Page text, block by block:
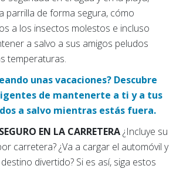
parrilla de forma segura, cómo
a los insectos molestos e incluso
a salvo a sus amigos peludos
temperaturas.
unas vacaciones? Descubre
de mantenerte a ti y a tus
a salvo mientras estás fuera.
EN LA CARRETERA¿Incluye su
carretera? ¿Va a cargar el automóvil y
divertido? Si es así, siga estos